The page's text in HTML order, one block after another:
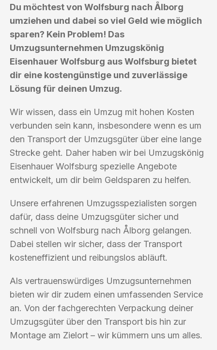
Du möchtest von Wolfsburg nach Ålborg
umziehen und dabei so viel Geld wie möglich
sparen? Kein Problem! Das
Umzugsunternehmen Umzugskönig
Eisenhauer Wolfsburg aus Wolfsburg bietet
dir eine kostengünstige und zuverlässige
Lösung für deinen Umzug.
Wir wissen, dass ein Umzug mit hohen Kosten
verbunden sein kann, insbesondere wenn es um
den Transport der Umzugsgüter über eine lange
Strecke geht. Daher haben wir bei Umzugskönig
Eisenhauer Wolfsburg spezielle Angebote
entwickelt, um dir beim Geldsparen zu helfen.
Unsere erfahrenen Umzugsspezialisten sorgen
dafür, dass deine Umzugsgüter sicher und
schnell von Wolfsburg nach Ålborg gelangen.
Dabei stellen wir sicher, dass der Transport
kosteneffizient und reibungslos abläuft.
Als vertrauenswürdiges Umzugsunternehmen
bieten wir dir zudem einen umfassenden Service
an. Von der fachgerechten Verpackung deiner
Umzugsgüter über den Transport bis hin zur
Montage am Zielort – wir kümmern uns um alles.